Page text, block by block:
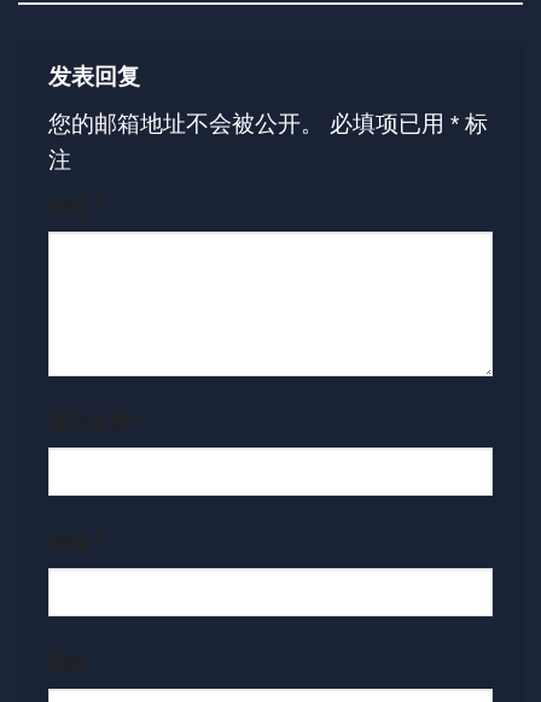
发表回复
您的邮箱地址不会被公开。
必填项已用 * 标
注